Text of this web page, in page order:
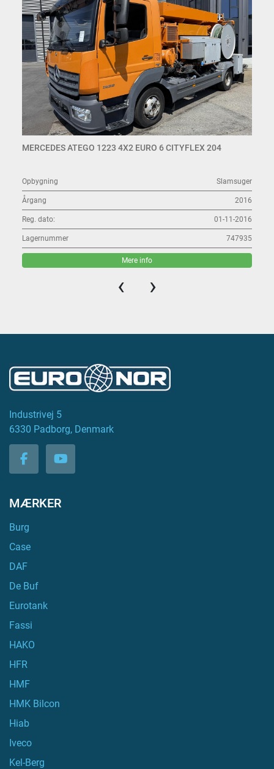
MERCEDES ATEGO 1223 4X2 EURO 6 CITYFLEX 204
Opbygning Slamsuger
Årgang 2016
Reg. dato: 01-11-2016
Lagernummer 747935
Mere info
‹ ›
Industrivej 5
6330 Padborg, Denmark
facebookyoutube
MÆRKER
Burg
Case
DAF
De Buf
Eurotank
Fassi
HAKO
HFR
HMF
HMK Bilcon
Hiab
Iveco
Kel-Berg